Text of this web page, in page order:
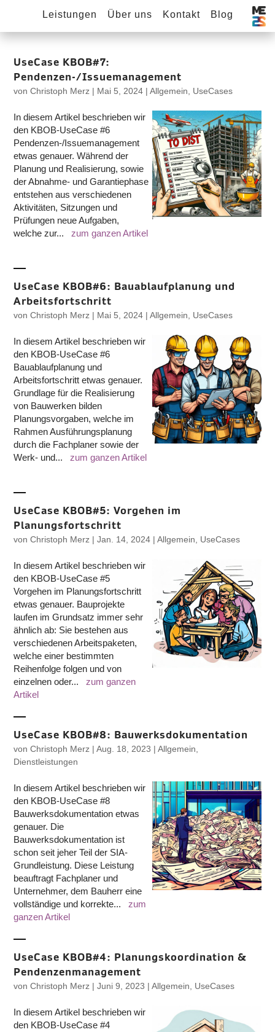
Leistungen Über uns Kontakt Blog
UseCase KBOB#7:
Pendenzen-/Issuemanagement
vonChristoph Merz | Mai 5, 2024 |Allgemein UseCases
In diesem Artikel beschrieben wir
den KBOB-UseCase #6
Pendenzen-/Issuemanagement
etwas genauer. Während der
Planung und Realisierung, sowie
der Abnahme- und Garantiephase
entstehen aus verschiedenen
Aktivitäten, Sitzungen und
Prüfungen neue Aufgaben,
welche zur...
zum ganzen Artikel
UseCase KBOB#6: Bauablaufplanung und
Arbeitsfortschritt
vonChristoph Merz | Mai 5, 2024 |Allgemein UseCases
In diesem Artikel beschrieben wir
den KBOB-UseCase #6
Bauablaufplanung und
Arbeitsfortschritt etwas genauer.
Grundlage für die Realisierung
von Bauwerken bilden
Planungsvorgaben, welche im
Rahmen Ausführungsplanung
durch die Fachplaner sowie der
Werk- und...
zum ganzen Artikel
UseCase KBOB#5: Vorgehen im
Planungsfortschritt
vonChristoph Merz |Jan. 14, 2024 |Allgemein UseCases
In diesem Artikel beschrieben wir
den KBOB-UseCase #5
Vorgehen im Planungsfortschritt
etwas genauer. Bauprojekte
laufen im Grundsatz immer sehr
ähnlich ab: Sie bestehen aus
verschiedenen Arbeitspaketen,
welche einer bestimmten
Reihenfolge folgen und von
einzelnen oder...
zum ganzen
Artikel
UseCase KBOB#8: Bauwerksdokumentation
vonChristoph Merz |Aug. 18, 2023 |Allgemein
Dienstleistungen
In diesem Artikel beschrieben wir
den KBOB-UseCase #8
Bauwerksdokumentation etwas
genauer. Die
Bauwerksdokumentation ist
schon seit jeher Teil der SIA-
Grundleistung. Diese Leistung
beauftragt Fachplaner und
Unternehmer, dem Bauherr eine
vollständige und korrekte...
zum
ganzen Artikel
UseCase KBOB#4: Planungskoordination &
Pendenzenmanagement
vonChristoph Merz |Juni 9, 2023 |Allgemein UseCases
In diesem Artikel beschrieben wir
den KBOB-UseCase #4